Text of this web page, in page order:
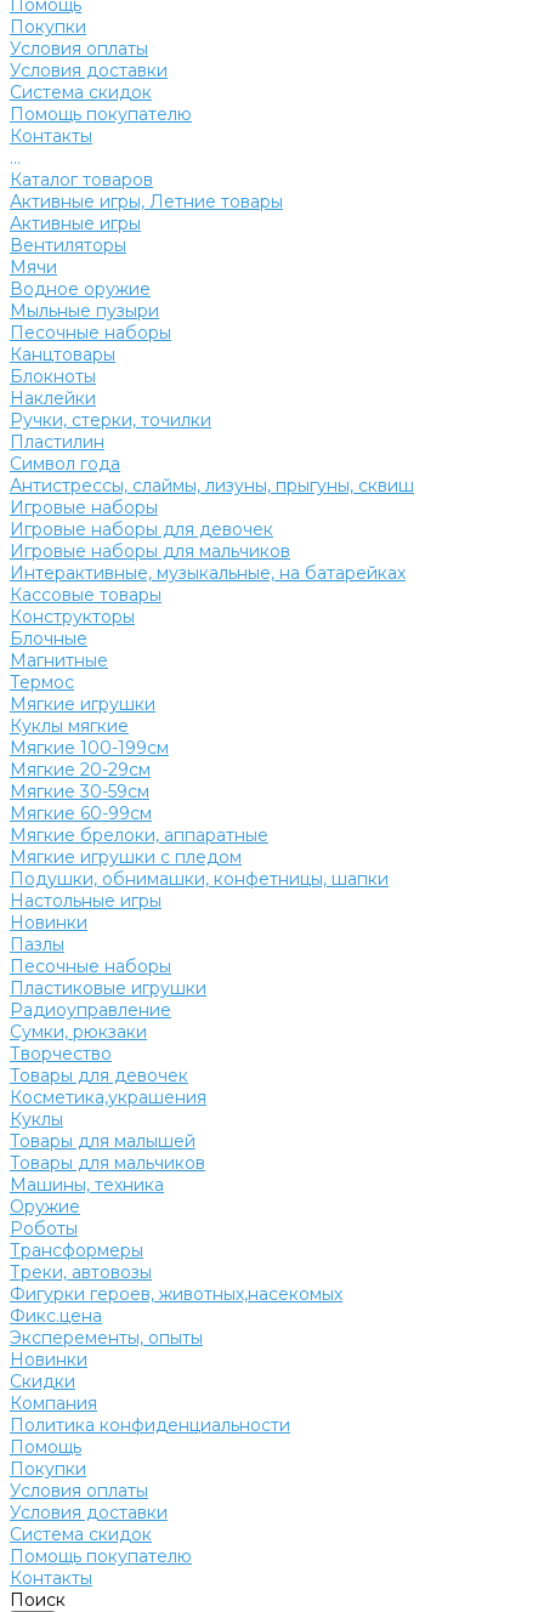
Помощь
Покупки
Условия оплаты
Условия доставки
Система скидок
Помощь покупателю
Контакты
...
Каталог товаров
Активные игры, Летние товары
Активные игры
Вентиляторы
Мячи
Водное оружие
Мыльные пузыри
Песочные наборы
Канцтовары
Блокноты
Наклейки
Ручки, стерки, точилки
Пластилин
Символ года
Антистрессы, слаймы, лизуны, прыгуны, сквиш
Игровые наборы
Игровые наборы для девочек
Игровые наборы для мальчиков
Интерактивные, музыкальные, на батарейках
Кассовые товары
Конструкторы
Блочные
Магнитные
Термос
Мягкие игрушки
Куклы мягкие
Мягкие 100-199см
Мягкие 20-29см
Мягкие 30-59см
Мягкие 60-99см
Мягкие брелоки, аппаратные
Мягкие игрушки с пледом
Подушки, обнимашки, конфетницы, шапки
Настольные игры
Новинки
Пазлы
Песочные наборы
Пластиковые игрушки
Радиоуправление
Сумки, рюкзаки
Творчество
Товары для девочек
Косметика,украшения
Куклы
Товары для малышей
Товары для мальчиков
Машины, техника
Оружие
Роботы
Трансформеры
Треки, автовозы
Фигурки героев, животных,насекомых
Фикс.цена
Эксперементы, опыты
Новинки
Скидки
Компания
Политика конфиденциальности
Помощь
Покупки
Условия оплаты
Условия доставки
Система скидок
Помощь покупателю
Контакты
Поиск